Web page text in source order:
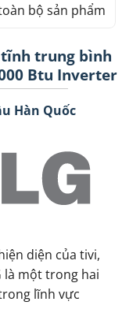
bộ sản phẩm
trung bình
Btu Inverter
Hàn Quốc
diện của tivi,
là một trong hai
lĩnh vực